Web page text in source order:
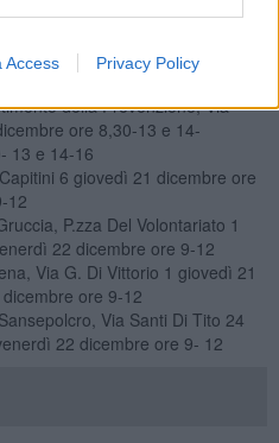
Access Privacy Policy
della Prevenzione, Via
ore 8,30-13 e 14-
13 e 14-16
6 giovedì 21 dicembre ore
12
P.zza Del Volontariato 1
22 dicembre ore 9-12
Via G. Di Vittorio 1 giovedì 21
ore 9-12
Via Santi Di Tito 24
22 dicembre ore 9- 12